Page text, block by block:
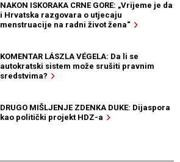
NAKON ISKORAKA CRNE GORE: „Vrijeme je da
i Hrvatska razgovara o utjecaju
menstruacije na radni život žena“
KOMENTAR LÁSZLA VÉGELA: Da li se
autokratski sistem može srušiti pravnim
sredstvima?
DRUGO MIŠLJENJE ZDENKA DUKE: Dijaspora
kao politički projekt HDZ-a